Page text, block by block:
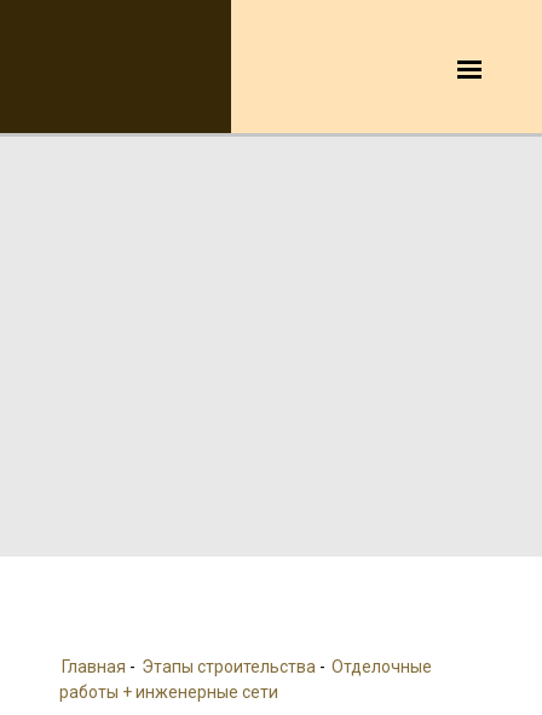
Главная - Этапы строительства - Отделочные
работы + инженерные сети